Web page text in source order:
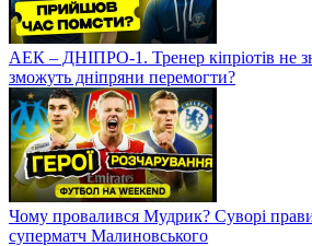
АЕК – ДНІПРО-1. Тренер кіпріотів не
зможуть дніпряни перемогти?
Чому провалився Мудрик? Суворі
суперматч Малиновського